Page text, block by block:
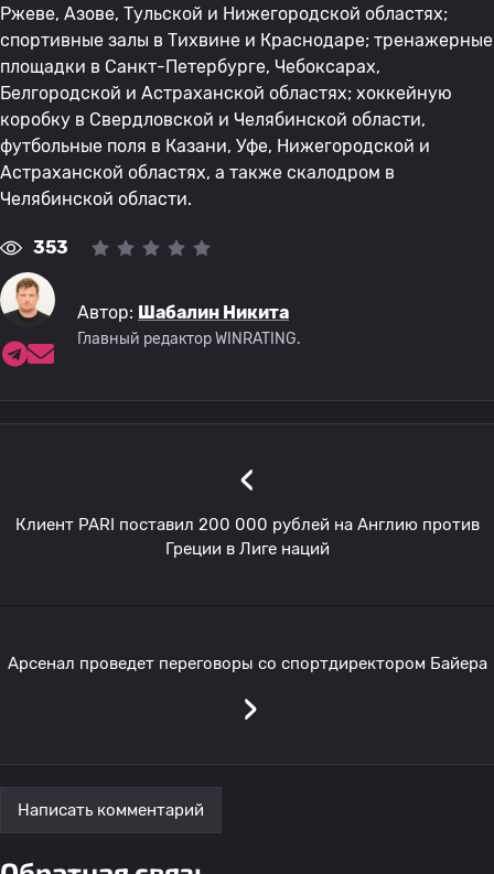
Ржеве, Азове, Тульской и Нижегородской областях;
спортивные залы в Тихвине и Краснодаре; тренажерные
площадки в Санкт-Петербурге, Чебоксарах,
Белгородской и Астраханской областях; хоккейную
коробку в Свердловской и Челябинской области,
футбольные поля в Казани, Уфе, Нижегородской и
Астраханской областях, а также скалодром в
Челябинской области.
353
Автор: Шабалин Никита
Главный редактор WINRATING.
‹
Клиент PARI поставил 200 000 рублей на Англию против
Греции в Лиге наций
Арсенал проведет переговоры со спортдиректором Байера
›
Написать комментарий